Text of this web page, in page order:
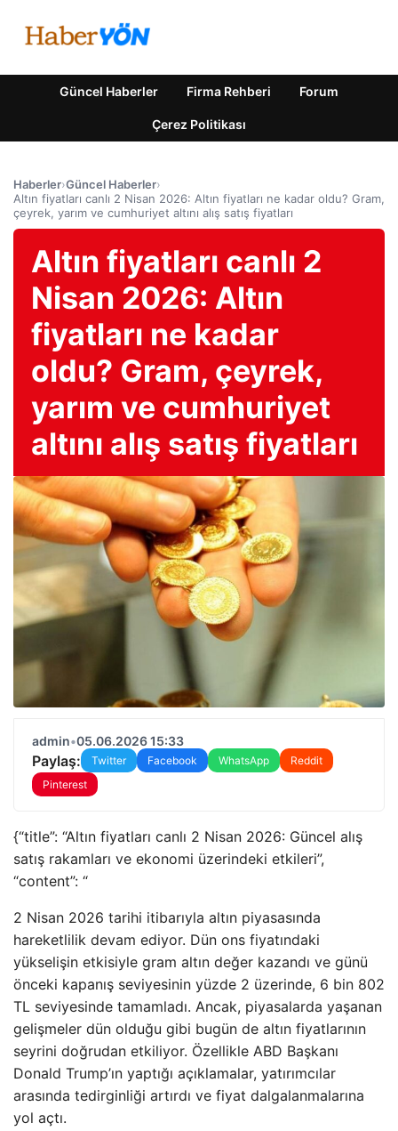
Güncel Haberler Firma Rehberi Forum
Çerez Politikası
Haberler›Güncel Haberler›
Altın fiyatları canlı 2 Nisan 2026: Altın fiyatları ne kadar oldu? Gram,
çeyrek, yarım ve cumhuriyet altını alış satış fiyatları
Altın fiyatları canlı 2
Nisan 2026: Altın
fiyatları ne kadar
oldu? Gram, çeyrek,
yarım ve cumhuriyet
altını alış satış fiyatları
admin•05.06.2026 15:33
Paylaş: Twitter Facebook WhatsApp
Reddit
Pinterest
{“title”: “Altın fiyatları canlı 2 Nisan 2026: Güncel alış
satış rakamları ve ekonomi üzerindeki etkileri”,
“content”: “
2 Nisan 2026 tarihi itibarıyla altın piyasasında
hareketlilik devam ediyor. Dün ons fiyatındaki
yükselişin etkisiyle gram altın değer kazandı ve günü
önceki kapanış seviyesinin yüzde 2 üzerinde, 6 bin 802
TL seviyesinde tamamladı. Ancak, piyasalarda yaşanan
gelişmeler dün olduğu gibi bugün de altın fiyatlarının
seyrini doğrudan etkiliyor. Özellikle ABD Başkanı
Donald Trump’ın yaptığı açıklamalar, yatırımcılar
arasında tedirginliği artırdı ve fiyat dalgalanmalarına
yol açtı.